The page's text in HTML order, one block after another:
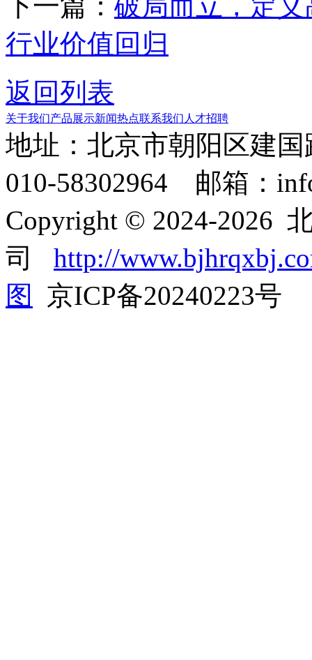
行业价值回归
返回列表
关于我们产品展示新闻热点联系我们 人才招聘
地址：北京市朝阳区建
010-58302964 邮箱：
Copyright © 2024-2026
司 http://
图
京ICP备20240223号